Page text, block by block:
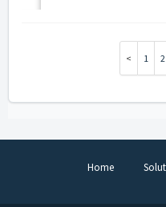
1 2
Home